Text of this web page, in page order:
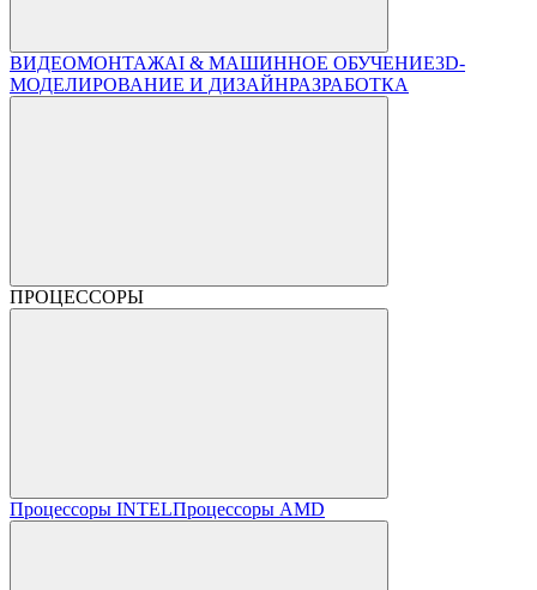
ВИДЕОМОНТАЖAI & МАШИННОЕ ОБУЧЕНИЕ3D-
МОДЕЛИРОВАНИЕ И ДИЗАЙНРАЗРАБОТКА
ПРОЦЕССОРЫ
Процессоры INTELПроцессоры AMD